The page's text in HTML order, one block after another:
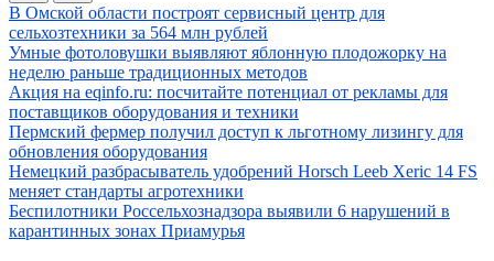
Иллюстрация новости
В Омской области построят сервисный центр для
сельхозтехники за 564 млн рублей
Иллюстрация новости
Умные фотоловушки выявляют яблонную плодожорку на
неделю раньше традиционных методов
Иллюстрация новости
Акция на eqinfo.ru: посчитайте потенциал от рекламы для
поставщиков оборудования и техники
Иллюстрация новости
Пермский фермер получил доступ к льготному лизингу для
обновления оборудования
Иллюстрация новости
Немецкий разбрасыватель удобрений Horsch Leeb Xeric 14 FS
меняет стандарты агротехники
Иллюстрация новости
Беспилотники Россельхознадзора выявили 6 нарушений в
карантинных зонах Приамурья